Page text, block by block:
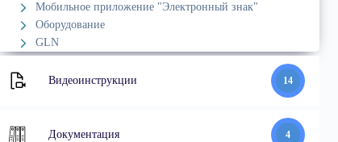
Мобильное приложение "Электронный знак"
Оборудование
GLN
Видеоинструкции 14
Документация 4